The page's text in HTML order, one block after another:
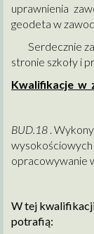
uprawnienia
geodeta w
Serdecznie
stronie szkoły i
Kwalifikacje w
BUD.18 .
wysokościowych
opracowywanie
W tej
potrafią: